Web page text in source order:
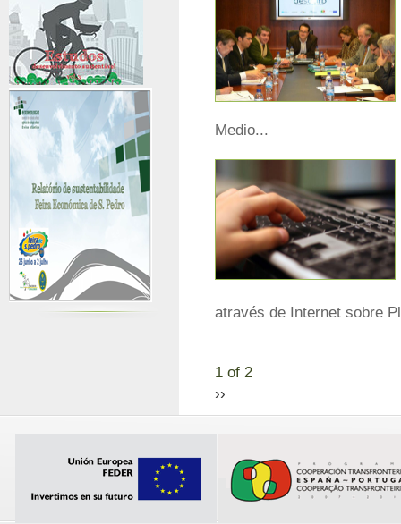
Medio...
através de Internet sobre
1 of 2
››